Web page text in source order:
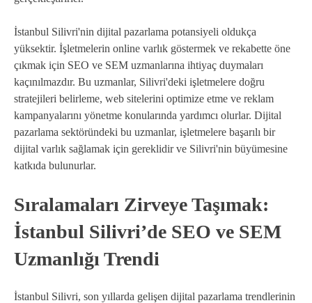
İstanbul Silivri'nin dijital pazarlama potansiyeli oldukça
yüksektir. İşletmelerin online varlık göstermek ve rekabette öne
çıkmak için SEO ve SEM uzmanlarına ihtiyaç duymaları
kaçınılmazdır. Bu uzmanlar, Silivri'deki işletmelere doğru
stratejileri belirleme, web sitelerini optimize etme ve reklam
kampanyalarını yönetme konularında yardımcı olurlar. Dijital
pazarlama sektöründeki bu uzmanlar, işletmelere başarılı bir
dijital varlık sağlamak için gereklidir ve Silivri'nin büyümesine
katkıda bulunurlar.
Sıralamaları Zirveye Taşımak:
İstanbul Silivri’de SEO ve SEM
Uzmanlığı Trendi
İstanbul Silivri, son yıllarda gelişen dijital pazarlama trendlerinin